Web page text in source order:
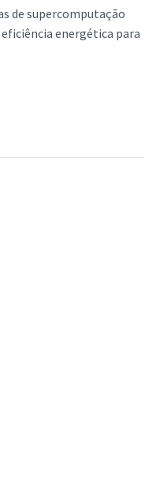
de supercomputação
energética para